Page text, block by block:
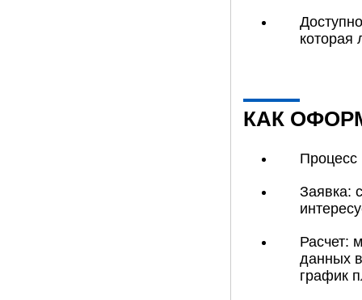
которая
КАК
Процесс
Заявка:
Расчет:
данных
график